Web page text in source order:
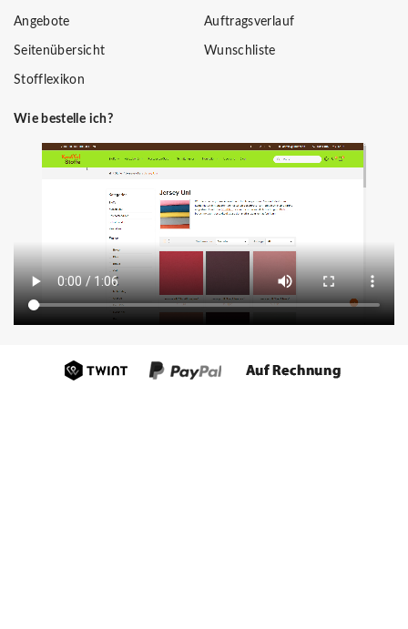
Angebote
Seitenübersicht
Stofflexikon
Auftragsverlauf
Wunschliste
Wie bestelle ich?